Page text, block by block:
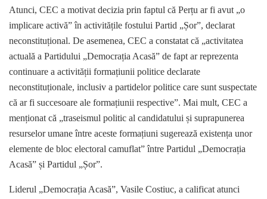
Atunci, CEC a motivat decizia prin faptul că Perțu ar fi avut „o
implicare activă” în activitățile fostului Partid „Șor”, declarat
neconstituțional. De asemenea, CEC a constatat că „activitatea
actuală a Partidului „Democrația Acasă” de fapt ar reprezenta
continuare a activității formațiunii politice declarate
neconstituționale, inclusiv a partidelor politice care sunt suspectate
că ar fi succesoare ale formațiunii respective”. Mai mult, CEC a
menționat că „traseismul politic al candidatului și suprapunerea
resurselor umane între aceste formațiuni sugerează existența unor
elemente de bloc electoral camuflat” între Partidul „Democrația
Acasă” și Partidul „Șor”.
Liderul „Democrația Acasă”, Vasile Costiuc, a calificat atunci